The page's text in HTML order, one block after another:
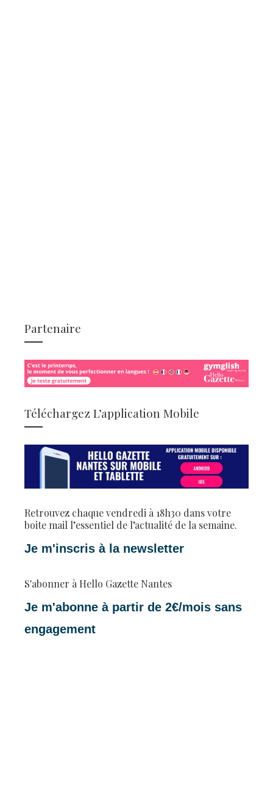
Partenaire
Téléchargez L’application Mobile
Retrouvez chaque vendredi à 18h30 dans votre
boite mail l’essentiel de l’actualité de la semaine.
Je m'inscris à la newsletter
S'abonner à Hello Gazette Nantes
Je m'abonne à partir de 2€/mois sans
engagement